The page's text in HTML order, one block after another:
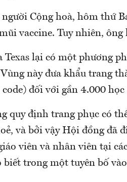
Cộng hoà, hôm thứ
vaccine. Tuy nhiên,
Texas lại có một phương
này đưa khẩu trang
code) đối với gần 4.000
quy định trang phục có
và bởi vậy Hội đồng đã
viên và nhân viên tại
biết trong một tuyên bố